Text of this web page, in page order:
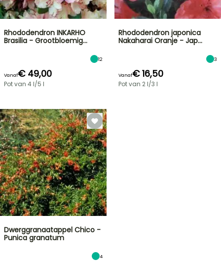
Rhododendron INKARHO
Brasilia - Grootbloemig…
12
Vanaf€ 49,00
Pot van 4 l/5 l
Rhododendron japonica
Nakaharai Oranje - Jap…
3
Vanaf€ 16,50
Pot van 2 l/3 l
Dwerggranaatappel Chico -
Punica granatum
4